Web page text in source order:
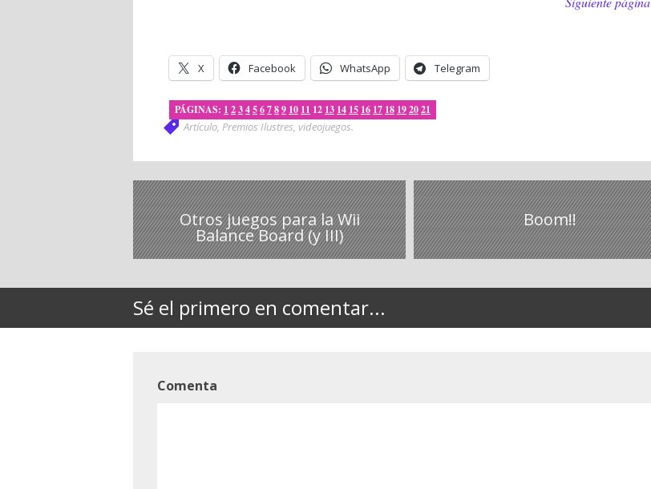
X Facebook WhatsApp Telegram
PÁGINAS: 1 23456789 10 11 12 13 14 15 16 17 18 192021
Artículo, Premios Ilustres, videojuegos.
Otros juegos para la Wii
Balance Board (y III)
Boom!!
Sé el primero en comentar...
Comenta